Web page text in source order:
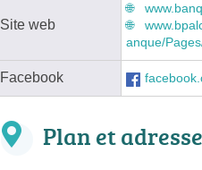
Site web
anque/
Facebook
Plan et adresse